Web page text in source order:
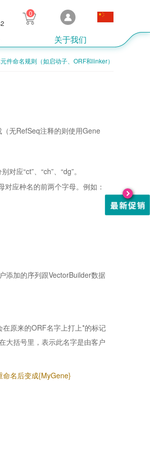
0
关于我们
件命名规则（如启动子、ORF和linker）
无RefSeq注释的则使用Gene
应“ct”、“ch”、“dg”。
应种名的前两个字母。例如：
添加的序列跟VectorBuilder数据
原来的ORF名字上打上*的标记
大括号里，表示此名字是由客户
命名后变成{MyGene}